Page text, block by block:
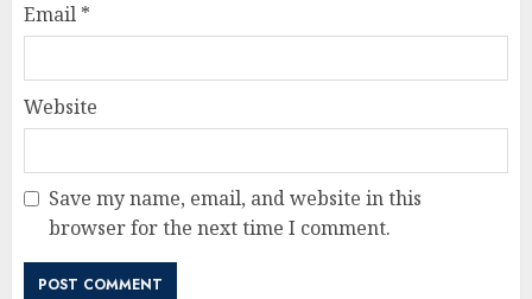
Email *
Website
Save my name, email, and website in this
browser for the next time I comment.